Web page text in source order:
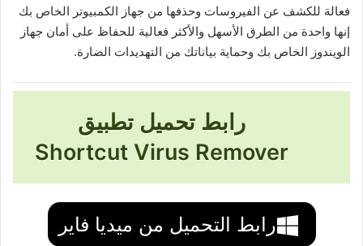
فعالة للكشف عن الفيروسات وحذفها من جهاز الكمبيوتر الخاص بك
إنها واحدة من الطرق الأسهل والأكثر فعالية للحفاظ على أمان جهاز
الويندوز الخاص بك وحماية بياناتك من التهديدات الضارة.
رابط تحميل تطبيق
Shortcut Virus Remover
رابط التحميل من ميديا فاير